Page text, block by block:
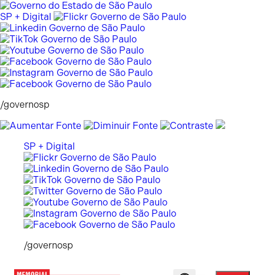
Pular
para
o
conteúdo
SP + Digital
/governosp
SP + Digital
/governosp